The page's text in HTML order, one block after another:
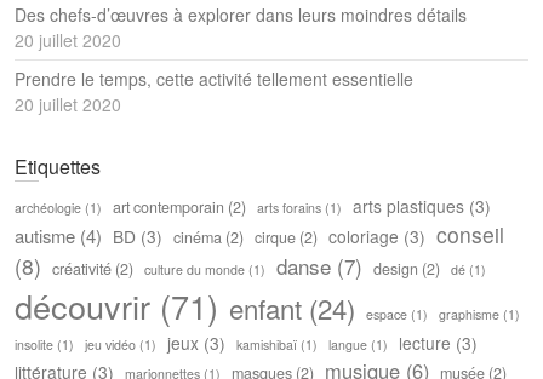
Des chefs-d’œuvres à explorer dans leurs moindres détails
20 juillet 2020
Prendre le temps, cette activité tellement essentielle
20 juillet 2020
Etiquettes
archéologie (1) art contemporain (2) arts forains (1) arts plastiques (3)
autisme (4) BD (3) cinéma (2) cirque (2) coloriage (3) conseil
(8) créativité (2) culture du monde (1) danse (7) design (2) dé (1)
découvrir (71) enfant (24) espace (1) graphisme (1)
insolite (1) jeu vidéo (1) jeux (3) kamishibaï (1) langue (1) lecture (3)
littérature (3) marionnettes (1) masques (2) musique (6) musée (2)